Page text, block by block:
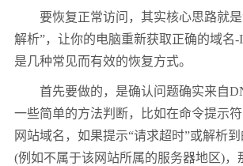
要恢复正常访问，其实核心思路就是
解析”，让你的电脑重新获取正确的域名
是几种常见而有效的恢复方式。
首先要做的，是确认问题确实来自
一些简单的方法判断，比如在命令提示
网站域名，如果提示“请求超时”或解析
(例如不属于该网站所属的服务器地区)，